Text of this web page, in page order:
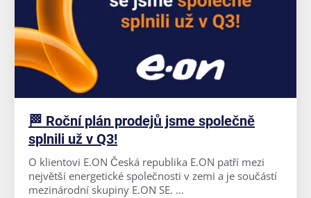
🏁 Roční plán prodejů jsme společně
splnili už v Q3!
O klientovi E.ON Česká republika E.ON patří mezi
největší energetické společnosti v zemi a je součástí
mezinárodní skupiny E.ON SE. ...